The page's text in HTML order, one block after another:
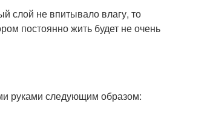
слой не впитывало влагу, то
постоянно жить будет не очень
руками следующим образом: